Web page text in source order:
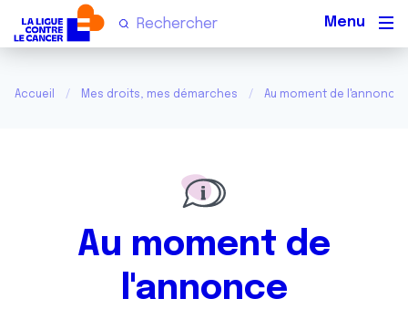
Accueil Mes droits, mes démarches Au moment de l'annonce
Au moment de
l'annonce